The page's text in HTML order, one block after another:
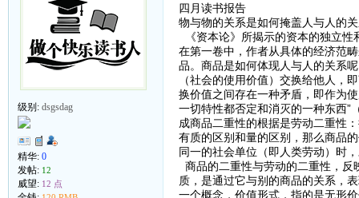
级别: dsgsdag
精华: 0
发帖: 12
威望: 12 点
四月读书报告
物与物的关系是如何掩盖人与人的
《资本论》所揭示的资本的独立
在第一卷中，作者从具体的经济范
品。商品是如何体现人与人的关系
（社会的使用价值）交换给他人，
换价值之间存在一种矛盾，即作为
一切特性都否定和消灭的一种东西”
成商品二重性的根据是劳动二重性
有质的区别和量的区别，那么商品
同一的社会单位（即人类劳动）时
商品的二重性与劳动的二重性，反
质，是通过它与别的商品的关系，
一个概念，价值形式，指的是无形